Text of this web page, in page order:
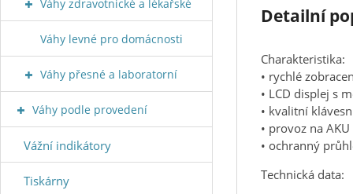
Detailní
Charakteristika:
• rychlé
• LCD displej s
• kvalitní
• provoz na
• ochranný
Technická data:
Váhy zdravotnické a lékařské
Váhy levné pro domácnosti
Váhy přesné a laboratorní
Váhy podle provedení
Vážní indikátory
Tiskárny